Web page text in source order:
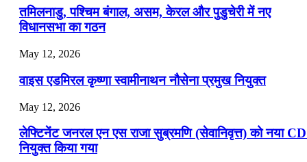
📝 डेली करेंट अफेयर्स: 16-18 जुलाई 2026
तमिलनाडु, पश्चिम बंगाल, असम, केरल और पुडुचेरी में नए
विधानसभा का गठन
May 12, 2026
वाइस एडमिरल कृष्णा स्वामीनाथन नौसेना प्रमुख नियुक्त
May 12, 2026
लेफ्टिनेंट जनरल एन एस राजा सुब्रमणि (सेवानिवृत्त) को नया
नियुक्त किया गया